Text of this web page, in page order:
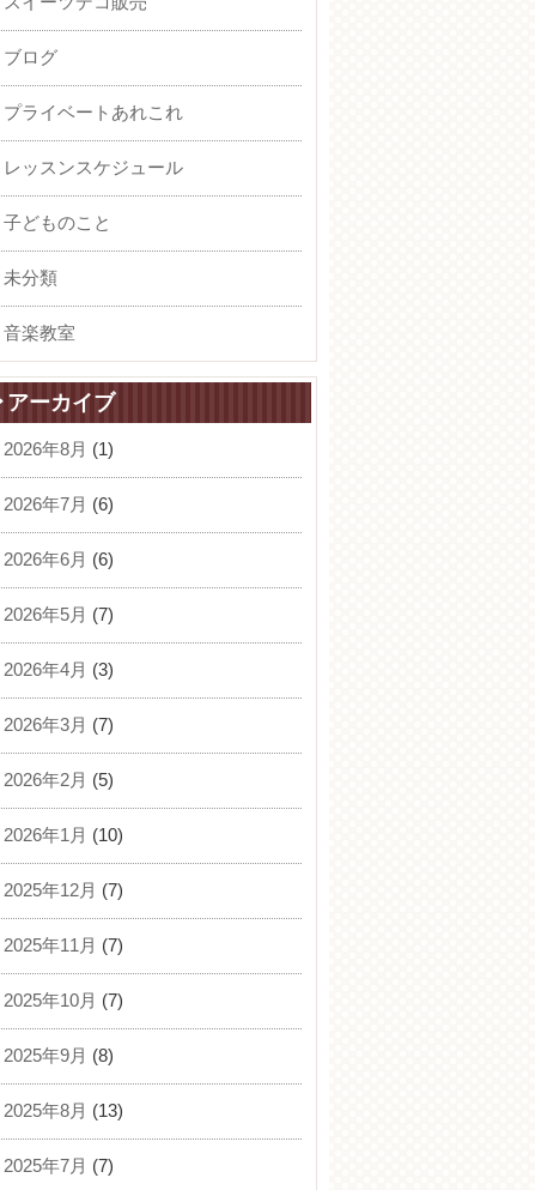
ブログ
プライベートあれこれ
レッスンスケジュール
子どものこと
未分類
音楽教室
アーカイブ
2026年8月 (1)
2026年7月 (6)
2026年6月 (6)
2026年5月 (7)
2026年4月 (3)
2026年3月 (7)
2026年2月 (5)
2026年1月 (10)
2025年12月 (7)
2025年11月 (7)
2025年10月 (7)
2025年9月 (8)
2025年8月 (13)
2025年7月 (7)